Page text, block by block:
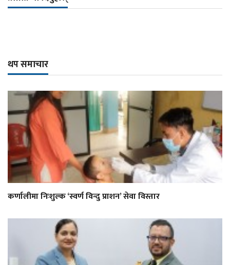
थप समाचार
कर्णालीमा निःशुल्क ‘स्वर्ण विन्दु प्राशन’ सेवा विस्तार